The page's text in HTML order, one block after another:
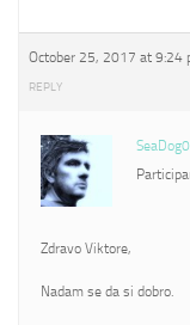
October 25, 2017 at 9:24
REPLY
Zdravo Viktore,
Nadam se da si dobro.